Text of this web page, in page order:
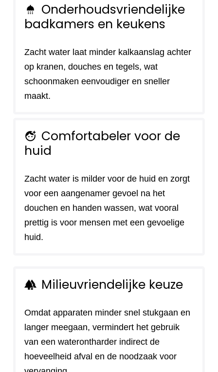
shower
Onderhoudsvriendelijke
badkamers en keukens
Zacht water laat minder kalkaanslag achter
op kranen, douches en tegels, wat
schoonmaken eenvoudiger en sneller
maakt.
face_retouching_natural Comfortabeler voor de
huid
Zacht water is milder voor de huid en zorgt
voor een aangenamer gevoel na het
douchen en handen wassen, wat vooral
prettig is voor mensen met een gevoelige
huid.
forest Milieuvriendelijke keuze
Omdat apparaten minder snel stukgaan en
langer meegaan, vermindert het gebruik
van een waterontharder indirect de
hoeveelheid afval en de noodzaak voor